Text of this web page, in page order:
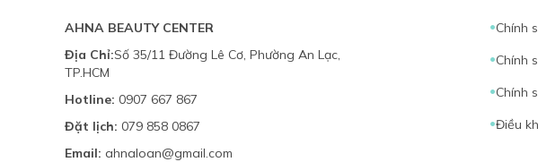
AHNA BEAUTY CENTER
Địa Chỉ:Số 35/11 Đường Lê Cơ, Phường An Lạc,
TP.HCM
Hotline: 0907 667 867
Đặt lịch: 079 858 0867
Email: ahnaloan@gmail.com
Chính
Chính
Chính
Điều